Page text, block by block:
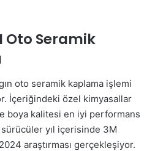
Oto Seramik
oto seramik kaplama işlemi
İçeriğindeki özel kimyasallar
boya kalitesi en iyi performans
yıl içerisinde 3M
araştırması gerçekleşiyor.